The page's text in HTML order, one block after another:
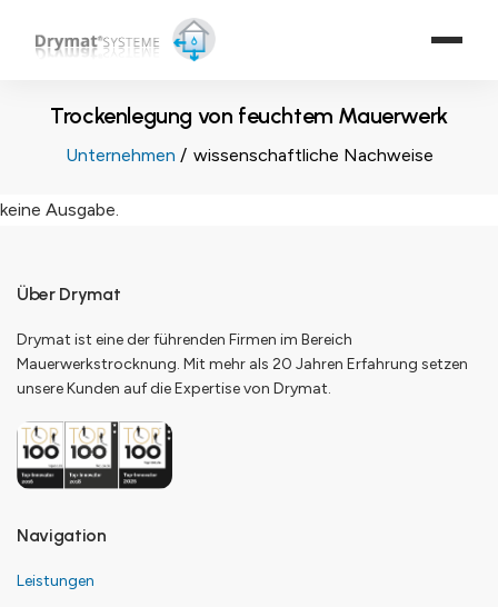
Trockenlegung von feuchtem Mauerwerk
Unternehmen wissenschaftliche Nachweise
keine Ausgabe.
Über Drymat
Drymat ist eine der führenden Firmen im Bereich
Mauerwerkstrocknung. Mit mehr als 20 Jahren Erfahrung setzen
unsere Kunden auf die Expertise von Drymat.
Navigation
Leistungen